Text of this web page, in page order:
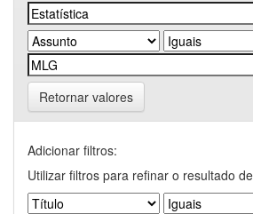
Retornar valores
Adicionar filtros:
Utilizar filtros para refinar o resultado